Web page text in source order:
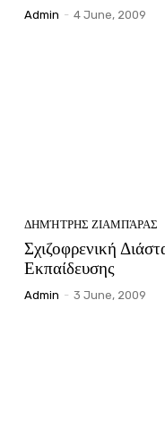
Admin - 4 June, 2009
ΔΗΜΉΤΡΗΣ ΖΙΑΜΠΆΡΑΣ
Σχιζοφρενική
Εκπαίδευσης
Admin - 3 June, 2009